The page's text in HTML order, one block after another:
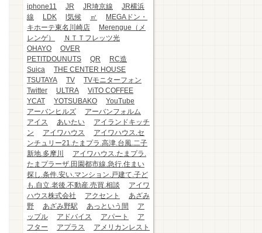
iphone11
JR JR埼京線
JR横浜
線
LDK l気候 ㎡
MEGAドン・
キホーテ東名川崎店
Merengue（メ
レンゲ）
ＮＴＴフレッツ光
OHAYO
OVER
PETITDOUNUTS
QR
RC造
Suica
THE CENTER HOUSE
TSUTAYA
TV
TVモニターフォン
Twitter
ULTRA
ViTO COFFEE
YCAT
YOTSUBAKO
YouTube
アーバンヒルズ
アーバンフォルム
アイス
あいたい
アイランドキッチ
ン
アイワハウス
アイワハウス.セ
ンチュリー21.たまプラ.高津.台風.二子
新地.多摩川
アイワハウス.たまプラ.
たまプラーザ.田園都市線.急行.住まい
探し.条件.安い.マンション.戸建て.子ど
も.自立.老後.不動産.売買.相談
アイワ
ハウス株式会社
アクセント
あざみ
野
あざみ野駅 あっという間
ア
ップル
アドバイス アパート
ア
フター
アプラス
アメリカンレスト